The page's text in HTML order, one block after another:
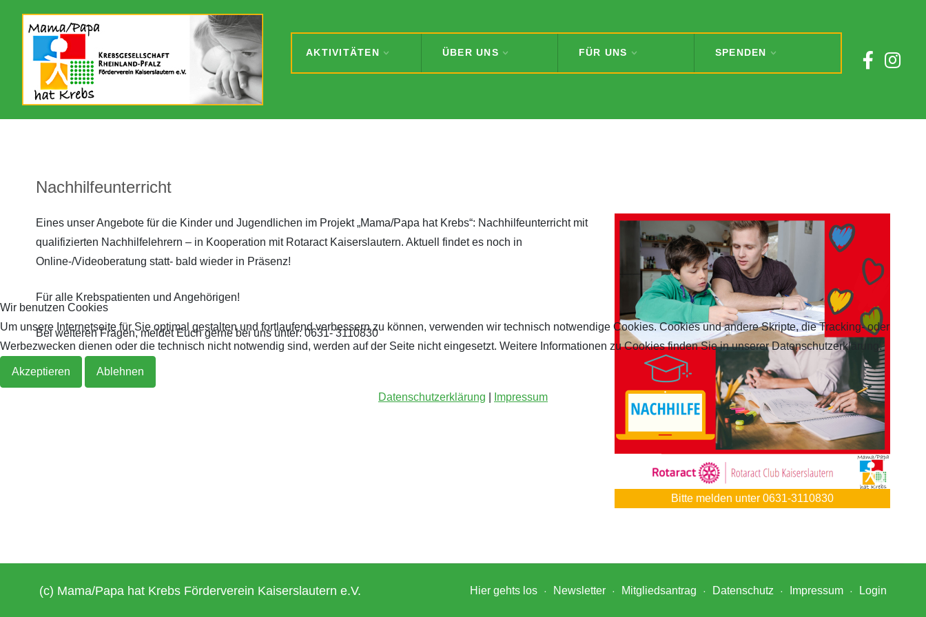
AKTIVITÄTEN ÜBER UNS FÜR UNS SPENDEN
Nachhilfeunterricht
Bitte melden unter 0631-3110830
Eines unser Angebote für die Kinder und Jugendlichen im Projekt „Mama/Papa hat Krebs“: Nachhilfeunterricht mit
qualifizierten Nachhilfelehrern – in Kooperation mit Rotaract Kaiserslautern. Aktuell findet es noch in
Online-/Videoberatung statt- bald wieder in Präsenz!
Für alle Krebspatienten und Angehörigen!
Bei weiteren Fragen, meldet Euch gerne bei uns unter: 0631- 3110830
(c) Mama/Papa hat Krebs Förderverein Kaiserslautern e.V. Hier gehts los Newsletter Mitgliedsantrag Datenschutz Impressum Login
Wir benutzen Cookies
Um unsere Internetseite für Sie optimal gestalten und fortlaufend verbessern zu können, verwenden wir technisch notwendige Cookies. Cookies und andere Skripte, die Tracking- oder
Werbezwecken dienen oder die technisch nicht notwendig sind, werden auf der Seite nicht eingesetzt. Weitere Informationen zu Cookies finden Sie in unserer Datenschutzerklärung.
Akzeptieren Ablehnen
Datenschutzerklärung Impressum